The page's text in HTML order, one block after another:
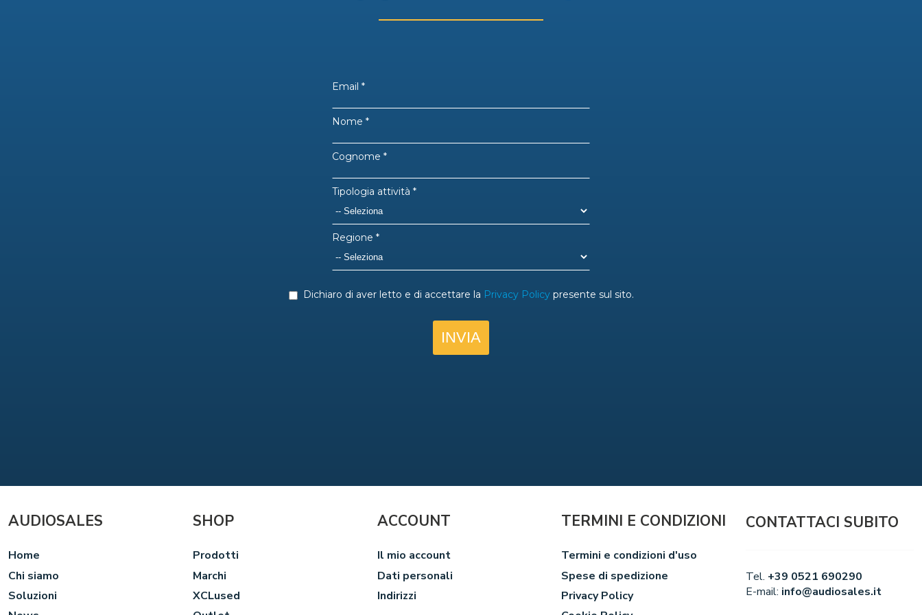
AUDIOSALES
Home
Chi siamo
Soluzioni
SHOP
Prodotti
Marchi
XCLused
ACCOUNT
Il mio account
Dati personali
Indirizzi
TERMINI E CONDIZIONI
Termini e condizioni d'uso
Spese di spedizione
Privacy Policy
CONTATTACI SUBITO
Tel. +39 0521 690290
E-mail: info@audiosales.it